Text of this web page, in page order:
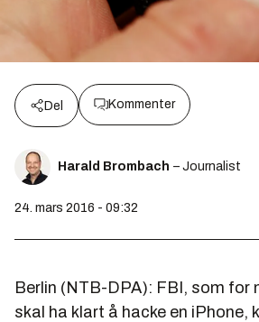
Del Kommenter
Harald Brombach – Journalist
24. mars 2016 - 09:32
Berlin (NTB-DPA): FBI, som for
skal ha klart å hacke en iPhone,